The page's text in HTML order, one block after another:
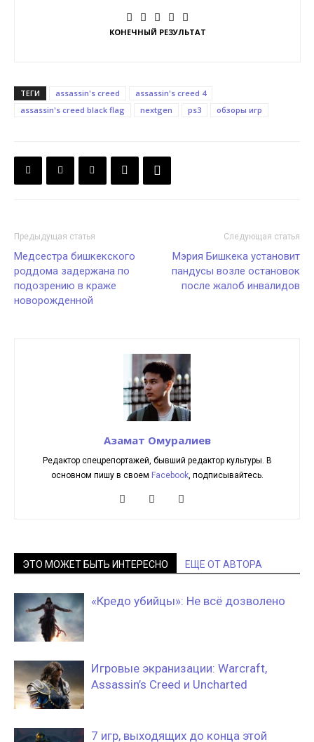
КОНЕЧНЫЙ РЕЗУЛЬТАТ
ТЕГИ assassin's creed
assassin's creed 4
assassin's creed black flag
nextgen ps3 обзоры игр
Предыдущая статья
Медсестра бишкекского
роддома задержана по
подозрению в краже
новорожденной
Следующая статья
Мэрия Бишкека установит
пандусы возле остановок
после жалоб инвалидов
Азамат Омуралиев
Редактор спецрепортажей, бывший редактор культуры. В
основном пишу в своем Facebook, подписывайтесь.
ЭТО МОЖЕТ БЫТЬ ИНТЕРЕСНО ЕЩЕ ОТ АВТОРА
«Кредо убийцы»: Не всё дозволено
Игровые экранизации: Warcraft,
Assassin’s Creed и Uncharted
7 игр, выходящих до конца этой